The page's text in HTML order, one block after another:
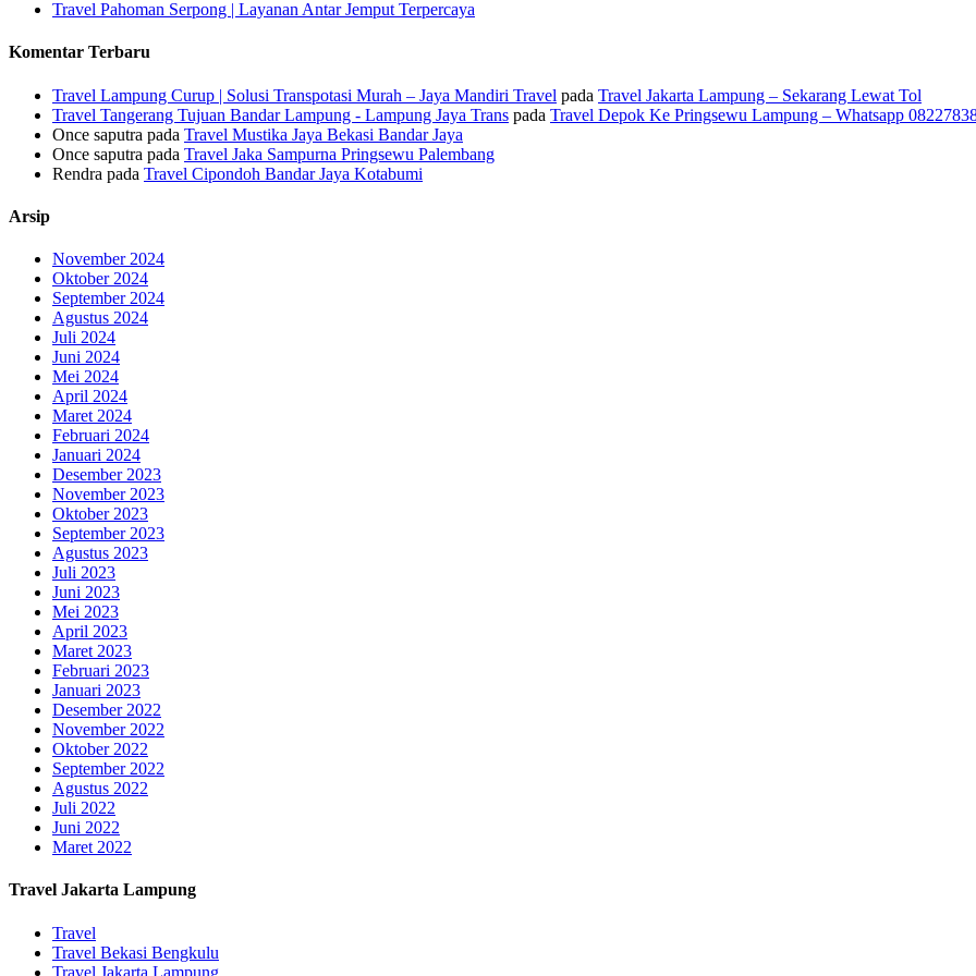
Travel Pahoman Serpong | Layanan Antar Jemput Terpercaya
Komentar Terbaru
Travel Lampung Curup | Solusi Transpotasi Murah – Jaya Mandiri Travel pada Travel Jakarta Lampung – Sekarang Lewat Tol
Travel Tangerang Tujuan Bandar Lampung - Lampung Jaya Trans pada Travel Depok Ke Pringsewu Lampung – Whatsapp
Once saputra pada Travel Mustika Jaya Bekasi Bandar Jaya
Once saputra pada Travel Jaka Sampurna Pringsewu Palembang
Rendra pada Travel Cipondoh Bandar Jaya Kotabumi
Arsip
November 2024
Oktober 2024
September 2024
Agustus 2024
Juli 2024
Juni 2024
Mei 2024
April 2024
Maret 2024
Februari 2024
Januari 2024
Desember 2023
November 2023
Oktober 2023
September 2023
Agustus 2023
Juli 2023
Juni 2023
Mei 2023
April 2023
Maret 2023
Februari 2023
Januari 2023
Desember 2022
November 2022
Oktober 2022
September 2022
Agustus 2022
Juli 2022
Juni 2022
Maret 2022
Travel Jakarta Lampung
Travel
Travel Bekasi Bengkulu
Travel Jakarta Lampung